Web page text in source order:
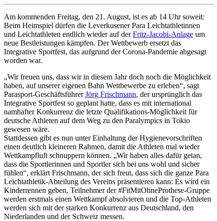
Am kommenden Freitag, den 21. August, ist es ab 14 Uhr soweit:
Beim Heimspiel dürfen die Leverkusener Para Leichtathletinnen
und Leichtathleten endlich wieder auf derFritz-Jacobi-Anlage um
neue Bestleistungen kämpfen. Der Wettbewerb ersetzt das
Integrative Sportfest, das aufgrund der Corona-Pandemie abgesagt
worden war.
„Wir freuen uns, dass wir in diesem Jahr doch noch die Möglichkeit
haben, auf unserer eigenen Bahn Wettbewerbe zu erleben“, sagt
Parasport-GeschäftsführerJörg Frischmann, der ursprünglich das
Integrative Sportfest so geplant hatte, dass es mit international
namhafter Konkurrenz die letzte Qualifikations-Möglichkeit für
deutsche Athleten auf dem Weg zu den Paralympics in Tokio
gewesen wäre.
Stattdessen gibt es nun unter Einhaltung der Hygienevorschriften
einen deutlich kleineren Rahmen, damit die Athleten mal wieder
Wettkampfluft schnuppern können. „Wir haben alles dafür getan,
dass die Sportlerinnen und Sportler sich bei uns wohl und sicher
fühlen“, erklärt Frischmann, der sich freut, dass sich die ganze Para
Leichtathletik-Abteilung des Vereins präsentieren kann: Es wird ein
Kinderrennen geben, Teilnehmer der #FitMitOhneProthese-Gruppe
werden erstmals einen Wettkampf absolvieren und die Top-Athleten
werden sich mit der starken Konkurrenz aus Deutschland, den
Niederlanden und der Schweiz messen.